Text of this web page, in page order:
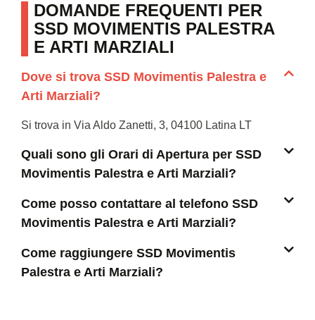
DOMANDE FREQUENTI PER
SSD MOVIMENTIS PALESTRA
E ARTI MARZIALI
Dove si trova SSD Movimentis Palestra e
Arti Marziali?
Si trova in Via Aldo Zanetti, 3, 04100 Latina LT
Quali sono gli Orari di Apertura per SSD
Movimentis Palestra e Arti Marziali?
Come posso contattare al telefono SSD
Movimentis Palestra e Arti Marziali?
Come raggiungere SSD Movimentis
Palestra e Arti Marziali?